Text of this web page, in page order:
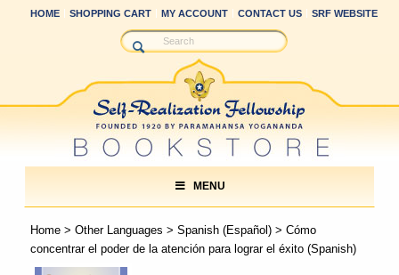
HOME SHOPPING CART MY ACCOUNT CONTACT US SRF WEBSITE
MENU
Home> Other Languages > Spanish (Español)> Cómo
concentrar el poder de la atención para lograr el éxito (Spanish)